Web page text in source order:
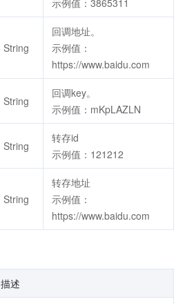
示例值：3865311
String
回调地址。
示例值：
https://www.baidu.com
String
回调key。
示例值：mKpLAZLN
String
转存id
示例值：121212
String
转存地址
示例值：
https://www.baidu.com
描述